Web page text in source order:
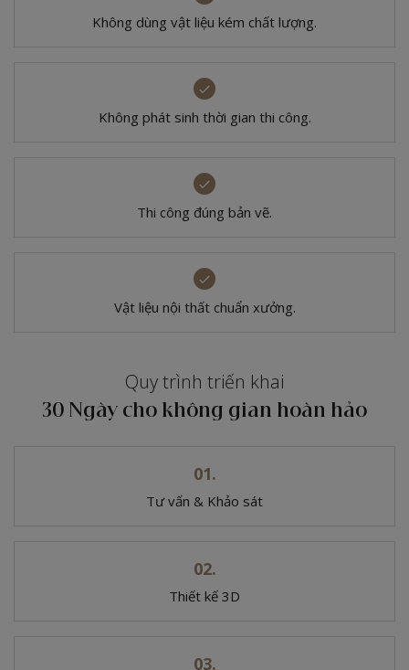
Không dùng vật liệu kém chất lượng.
Không phát sinh thời gian thi công.
Thi công đúng bản vẽ.
Vật liệu nội thất chuẩn xưởng.
Quy trình triến khai
30 Ngày cho không gian hoàn hảo
Tư vấn & Khảo sát
Thiết kế 3D